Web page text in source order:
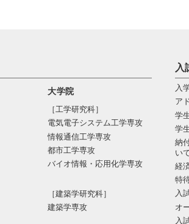
大学院
［工学研究科］
電気電⼦システム⼯学専攻
情報通信⼯学専攻
都市⼯学専攻
バイオ情報・応⽤化学専攻
［建築学研究科］
建築学専攻
入
入
ア
学
学
納
い
経
特
入
オ
入